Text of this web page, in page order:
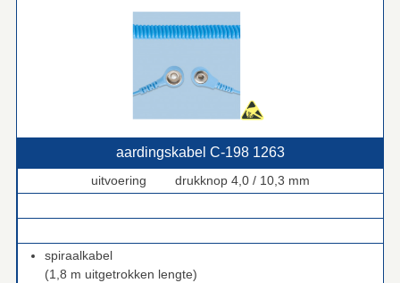
aardingskabel C‑198 1263
uitvoering drukknop 4,0 / 10,3 mm
spiraalkabel
(1,8 m uitgetrokken lengte)